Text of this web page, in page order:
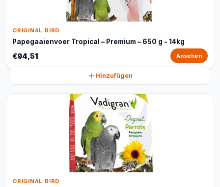
ORIGINAL BIRD
Papegaaienvoer Tropical – Premium – 650 g - 14kg
€94,51 Ansehen
Hinzufügen
ORIGINAL BIRD